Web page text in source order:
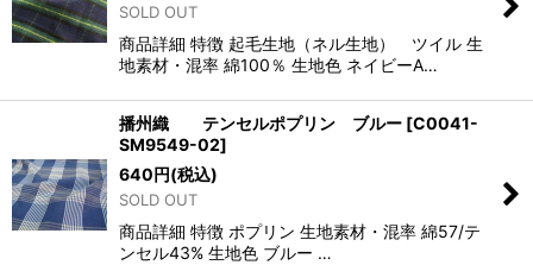
SOLD OUT
商品詳細 特徴 起毛生地（ネル生地） ツイル 生
地素材・混率 綿100％ 生地色 ネイビーA…
播州織 テンセルポプリン ブルー [C0041-
SM9549-02]
640円(税込)
SOLD OUT
商品詳細 特徴 ポプリン 生地素材・混率 綿57/テ
ンセル43% 生地色 ブルー …